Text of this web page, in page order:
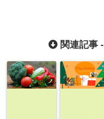
関連記事 -